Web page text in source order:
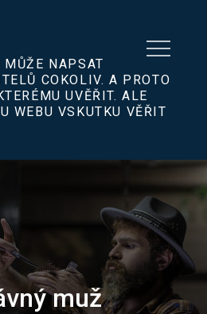
NAPSAT
COKOLIV. A PROTO
UVĚŘIT. ALE
WEBU VSKUTKU VĚŘIT
muž